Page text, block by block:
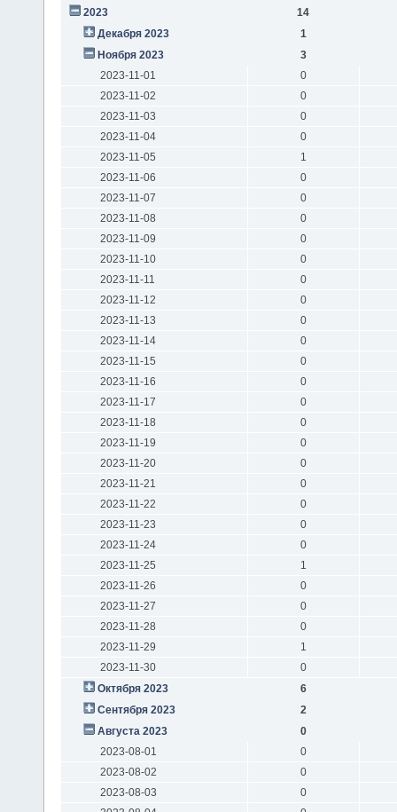
2023
14
Декабря 2023
1
Ноября 2023
3
2023-11-01
0
2023-11-02
0
2023-11-03
0
2023-11-04
0
2023-11-05
1
2023-11-06
0
2023-11-07
0
2023-11-08
0
2023-11-09
0
2023-11-10
0
2023-11-11
0
2023-11-12
0
2023-11-13
0
2023-11-14
0
2023-11-15
0
2023-11-16
0
2023-11-17
0
2023-11-18
0
2023-11-19
0
2023-11-20
0
2023-11-21
0
2023-11-22
0
2023-11-23
0
2023-11-24
0
2023-11-25
1
2023-11-26
0
2023-11-27
0
2023-11-28
0
2023-11-29
1
2023-11-30
0
Октября 2023
6
Сентября 2023
2
Августа 2023
0
2023-08-01
0
2023-08-02
0
2023-08-03
0